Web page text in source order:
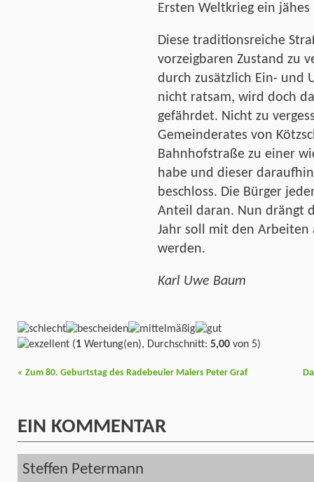
Ersten Weltkrieg ein jähes
Diese traditionsreiche
vorzeigbaren Zustand zu
durch zusätzlich Ein- und
nicht ratsam, wird doch
gefährdet. Nicht zu
Gemeinderates von
Bahnhofstraße zu einer
habe und dieser
beschloss. Die Bürger
Anteil daran. Nun drängt
Jahr soll mit den
werden.
Karl Uwe Baum
(1 Wertung(en), Durchschnitt: 5,00 von 5)
« Zum 80. Geburtstag des Radebeuler Malers Peter Graf
EIN KOMMENTAR
Steffen Petermann